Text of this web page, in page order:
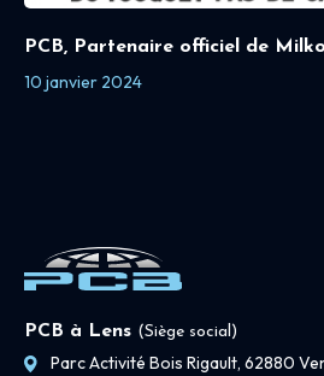
PCB, Partenaire officiel de
10 janvier 2024
PCB à Lens (Siège social)
Parc Activité Bois Rigault, 62880